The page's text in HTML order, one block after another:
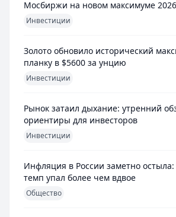
Мосбиржи на новом максимуме
Инвестиции
Золото обновило исторический
планку в $5600 за унцию
Инвестиции
Рынок затаил дыхание: утренний
ориентиры для инвесторов
Инвестиции
Инфляция в России заметно
темп упал более чем вдвое
Общество